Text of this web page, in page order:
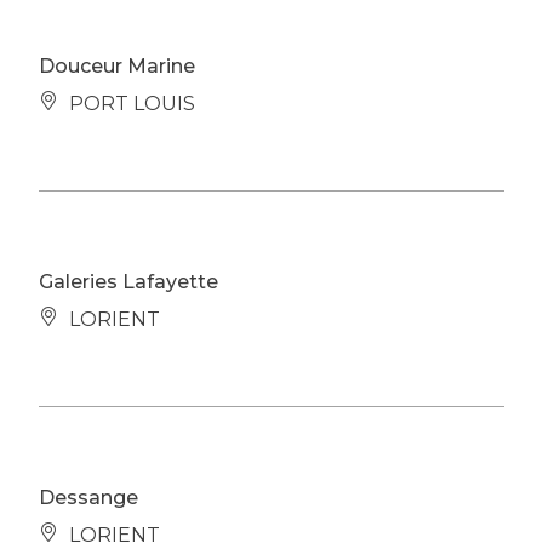
Douceur Marine
PORT LOUIS
Galeries Lafayette
LORIENT
Dessange
LORIENT